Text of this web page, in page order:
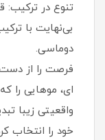
تنوع در
بی‌نهایت با
دوماسی.
فرصت را از
ای، موهایی را
واقعیتی زیبا
خود را انتخاب